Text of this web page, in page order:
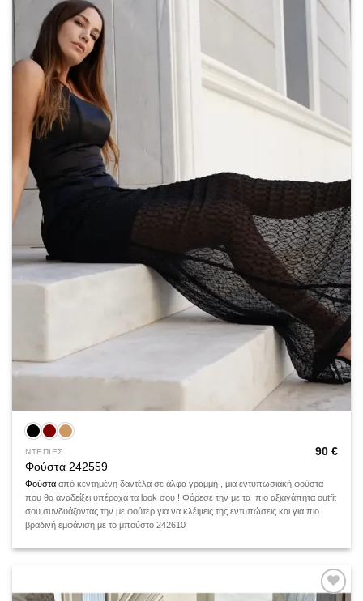
wishlist
ΝΤΕΠΙΕΣ
Φούστα 242559
90 €
Φούστα από κεντημένη δαντέλα σε άλφα γραμμή , μια εντυπωσιακή φούστα
που θα αναδείξει υπέροχα τα look σου ! Φόρεσε την με τα πιο αξιαγάπητα outfit
σου συνδυάζοντας την με φούτερ για να κλέψεις της εντυπώσεις και για πιο
βραδινή εμφάνιση με το μπούστο 242610